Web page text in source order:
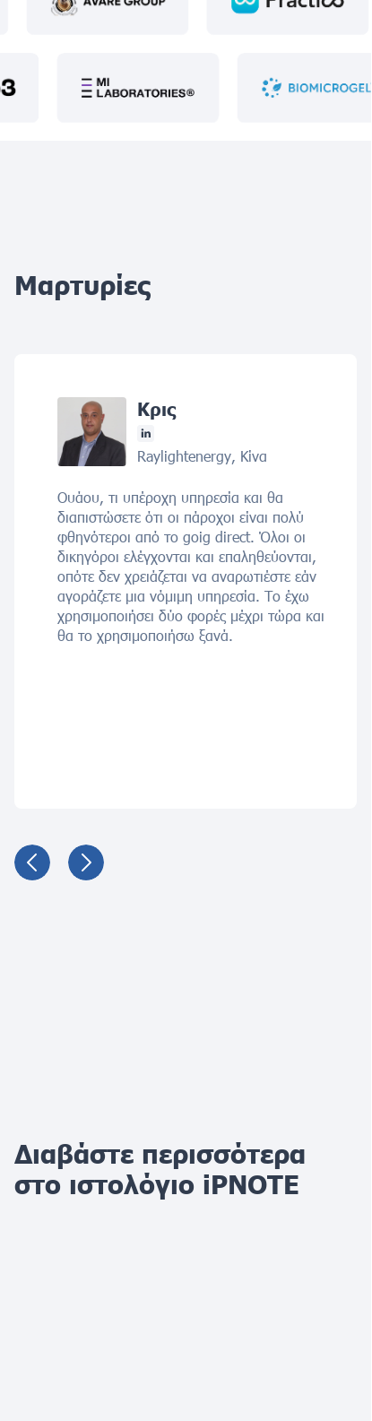
Μαρτυρίες
Κρις
Raylightenergy, Κίνα
Ουάου, τι υπέροχη υπηρεσία και θα
διαπιστώσετε ότι οι πάροχοι είναι πολύ
φθηνότεροι από το goig direct. Όλοι οι
δικηγόροι ελέγχονται και επαληθεύονται,
οπότε δεν χρειάζεται να αναρωτιέστε εάν
αγοράζετε μια νόμιμη υπηρεσία. Το έχω
χρησιμοποιήσει δύο φορές μέχρι τώρα και
θα το χρησιμοποιήσω ξανά.
Διαβάστε περισσότερα
στο ιστολόγιο iPNOTE